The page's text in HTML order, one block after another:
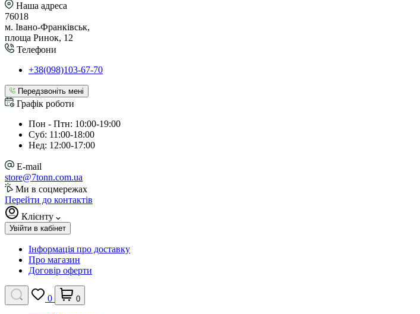
Наша адреса
76018
м. Івано-Франківськ,
площа Ринок, 12
Телефони
+38(098)103-67-70
Передзвоніть мені
Графік роботи
Пон - Птн: 10:00-19:00
Суб: 11:00-18:00
Нед: 12:00-17:00
E-mail
store@7tonn.com.ua
Ми в соцмережах
Перейти до контактів
Клієнту
Увійти в кабінет
Інформація про доставку
Про магазин
Договір оферти
0 0